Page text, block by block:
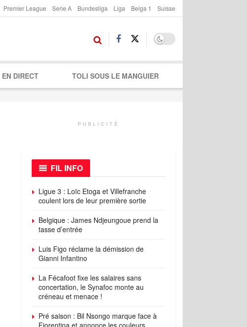
Premier League Serie A Bundesliga Liga Belga 1 Suisse
EN DIRECT TOLI SOUS LE MANGUIER
PUBLICITÉ
FIL INFO
Ligue 3 : Loïc Etoga et Villefranche
coulent lors de leur première sortie
Belgique : James Ndjeungoue prend la
tasse d’entrée
Luis Figo réclame la démission de
Gianni Infantino
La Fécafoot fixe les salaires sans
concertation, le Synafoc monte au
créneau et menace !
Pré saison : Bil Nsongo marque face à
Fiorentina et annonce les couleurs